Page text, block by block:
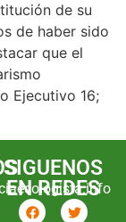
de su
de haber sido
que el
Ejecutivo 16;
SIGUENOS
EN REDES